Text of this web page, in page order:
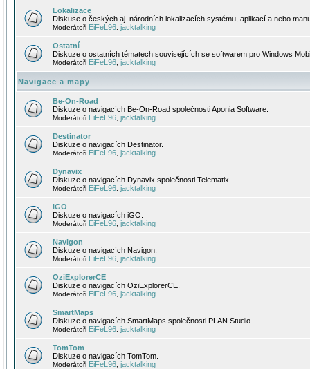
Lokalizace
Diskuse o českých aj. národních lokalizacích systému, aplikací a nebo
Moderátoři EiFeL96 jacktalking
Ostatní
Diskuze o ostatních tématech souvisejících se softwarem pro Windows
Moderátoři EiFeL96 jacktalking
Navigace a mapy
Be-On-Road
Diskuze o navigacích Be-On-Road společnosti Aponia Software.
Moderátoři EiFeL96 jacktalking
Destinator
Diskuze o navigacích Destinator.
Moderátoři EiFeL96 jacktalking
Dynavix
Diskuze o navigacích Dynavix společnosti Telematix.
Moderátoři EiFeL96 jacktalking
iGO
Diskuze o navigacích iGO.
Moderátoři EiFeL96 jacktalking
Navigon
Diskuze o navigacích Navigon.
Moderátoři EiFeL96 jacktalking
OziExplorerCE
Diskuze o navigacích OziExplorerCE.
Moderátoři EiFeL96 jacktalking
SmartMaps
Diskuze o navigacích SmartMaps společnosti PLAN Studio.
Moderátoři EiFeL96 jacktalking
TomTom
Diskuze o navigacích TomTom.
Moderátoři EiFeL96 jacktalking